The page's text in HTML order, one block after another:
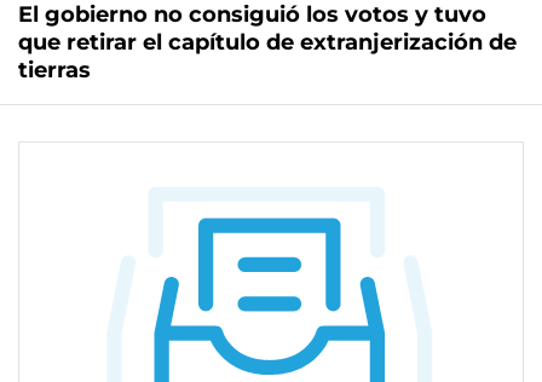
El gobierno no consiguió los votos y tuvo
que retirar el capítulo de extranjerización de
tierras